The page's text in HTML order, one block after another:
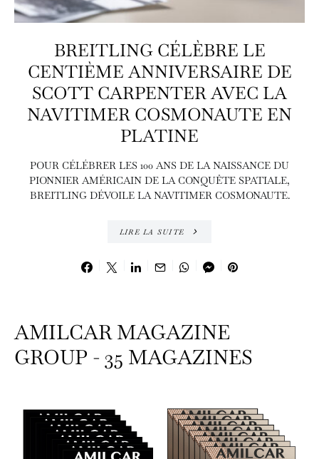
BREITLING CÉLÈBRE LE
CENTIÈME ANNIVERSAIRE DE
SCOTT CARPENTER AVEC LA
NAVITIMER COSMONAUTE EN
PLATINE
POUR CÉLÉBRER LES 100 ANS DE LA NAISSANCE DU
PIONNIER AMÉRICAIN DE LA CONQUÊTE SPATIALE,
BREITLING DÉVOILE LA NAVITIMER COSMONAUTE.
LIRE LA SUITE
AMILCAR MAGAZINE
GROUP - 35 MAGAZINES